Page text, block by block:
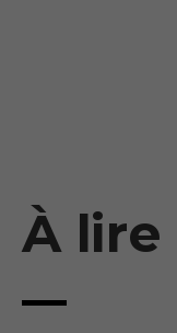
À lire